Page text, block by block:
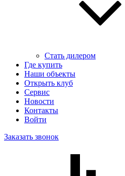
Стать дилером
Где купить
Наши объекты
Открыть клуб
Сервис
Новости
Контакты
Войти
Заказать звонок